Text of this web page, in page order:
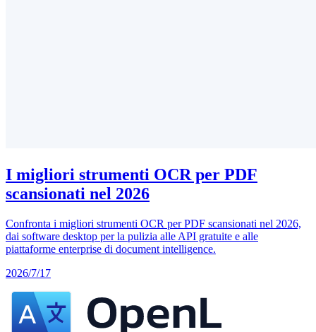
I migliori strumenti OCR per PDF
scansionati nel 2026
Confronta i migliori strumenti OCR per PDF scansionati nel 2026,
dai software desktop per la pulizia alle API gratuite e alle
piattaforme enterprise di document intelligence.
2026/7/17